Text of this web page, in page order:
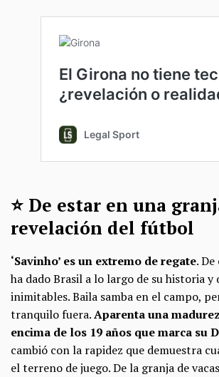
⭐ De estar en una
revelación del fútbol
‘Savinho’ es un extremo de regate.
ha dado Brasil a lo largo de su historia y
inimitables. Baila samba en el campo,
tranquilo fuera.Aparenta una
encima de los 19 años que marca su
cambió con la rapidez que demuestra
el terreno de juego. De la granja de